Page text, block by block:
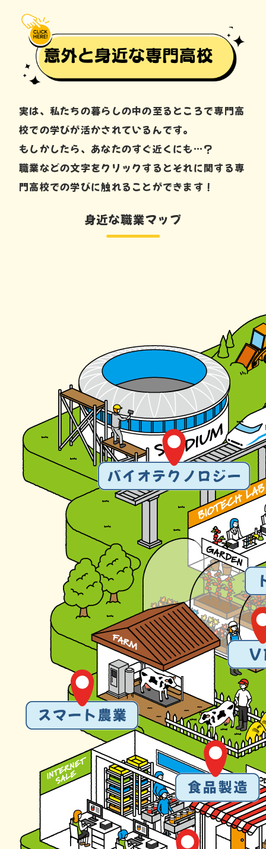
実は、私たちの暮らしの中の至るところで専門高
校での学びが活かされているんです。
もしかしたら、あなたのすぐ近くにも…？
職業などの文字をクリックするとそれに関する専
門高校での学びに触れることができます！
身近な職業マップ